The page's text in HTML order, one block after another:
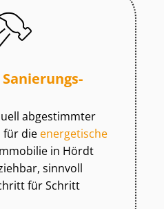
abgestimmter
für die energetische
in Hördt
sinnvoll
für Schritt